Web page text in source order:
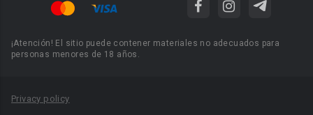
¡Atención! El sitio puede contener materiales no adecuados para
personas menores de 18 años.
Privacy policy